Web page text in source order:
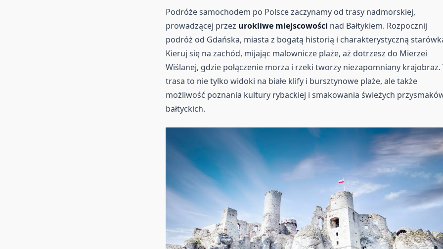
Podróże samochodem po Polsce zaczynamy od trasy nadmorskiej,
prowadzącej przez urokliwe miejscowości nad Bałtykiem. Rozpocznij
podróż od Gdańska, miasta z bogatą historią i charakterystyczną
Kieruj się na zachód, mijając malownicze plaże, aż dotrzesz do Mierzei
Wiślanej, gdzie połączenie morza i rzeki tworzy niezapomniany krajobraz.
trasa to nie tylko widoki na białe klify i bursztynowe plaże, ale także
możliwość poznania kultury rybackiej i smakowania świeżych
bałtyckich.